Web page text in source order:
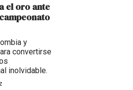
el oro ante
y
convertirse
inolvidable.